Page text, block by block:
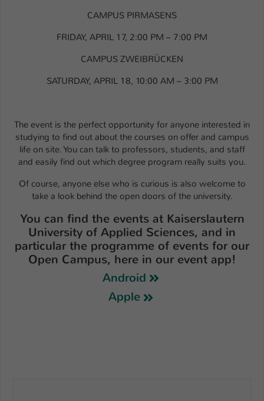
CAMPUS PIRMASENS
FRIDAY, APRIL 17, 2:00 PM – 7:00 PM
CAMPUS ZWEIBRÜCKEN
SATURDAY, APRIL 18, 10:00 AM – 3:00 PM
The event is the perfect opportunity for anyone interested in
studying to find out about the courses on offer and campus
life on site. You can talk to professors, students, and staff
and easily find out which degree program really suits you.
Of course, anyone else who is curious is also welcome to
take a look behind the open doors of the university.
You can find the events at Kaiserslautern
University of Applied Sciences, and in
particular the programme of events for our
Open Campus, here in our event app!
Android
Apple